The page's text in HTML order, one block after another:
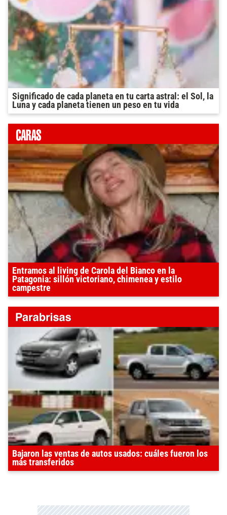
Significado de cada planeta en tu carta astral: el Sol, la
Luna y cada planeta tienen un peso en tu vida
Entramos al living de Carola del Bianco en la
Patagonia: sillón victoriano, chimenea y estilo
campestre
Bajaron las ventas de autos usados: cuáles fueron los
más transferidos